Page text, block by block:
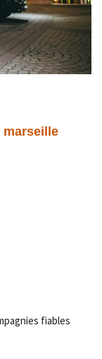
marseille
fiables